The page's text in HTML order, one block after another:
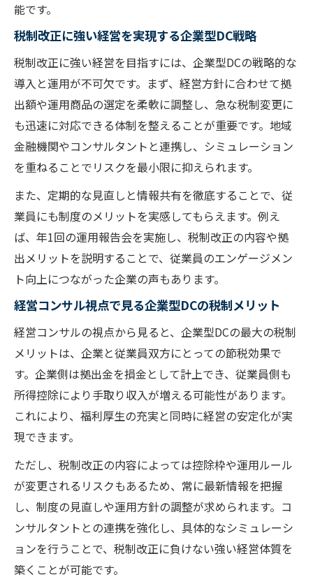
能です。
税制改正に強い経営を実現する企業型DC戦略
税制改正に強い経営を目指すには、企業型DCの戦略的な
導入と運用が不可欠です。まず、経営方針に合わせて拠
出額や運用商品の選定を柔軟に調整し、急な税制変更に
も迅速に対応できる体制を整えることが重要です。地域
金融機関やコンサルタントと連携し、シミュレーション
を重ねることでリスクを最小限に抑えられます。
また、定期的な見直しと情報共有を徹底することで、従
業員にも制度のメリットを実感してもらえます。例え
ば、年1回の運用報告会を実施し、税制改正の内容や拠
出メリットを説明することで、従業員のエンゲージメン
ト向上につながった企業の声もあります。
経営コンサル視点で見る企業型DCの税制メリット
経営コンサルの視点から見ると、企業型DCの最大の税制
メリットは、企業と従業員双方にとっての節税効果で
す。企業側は拠出金を損金として計上でき、従業員側も
所得控除により手取り収入が増える可能性があります。
これにより、福利厚生の充実と同時に経営の安定化が実
現できます。
ただし、税制改正の内容によっては控除枠や運用ルール
が変更されるリスクもあるため、常に最新情報を把握
し、制度の見直しや運用方針の調整が求められます。コ
ンサルタントとの連携を強化し、具体的なシミュレーシ
ョンを行うことで、税制改正に負けない強い経営体質を
築くことが可能です。